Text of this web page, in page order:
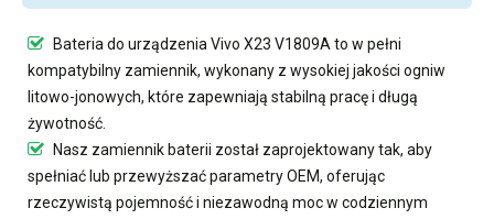
Bateria do urządzenia Vivo X23 V1809A to w pełni
kompatybilny zamiennik, wykonany z wysokiej jakości ogniw
litowo-jonowych, które zapewniają stabilną pracę i długą
żywotność.
Nasz zamiennik baterii został zaprojektowany tak, aby
spełniać lub przewyższać parametry OEM, oferując
rzeczywistą pojemność i niezawodną moc w codziennym